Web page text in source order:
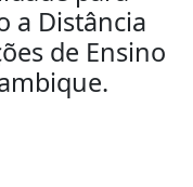
a Distância
de Ensino